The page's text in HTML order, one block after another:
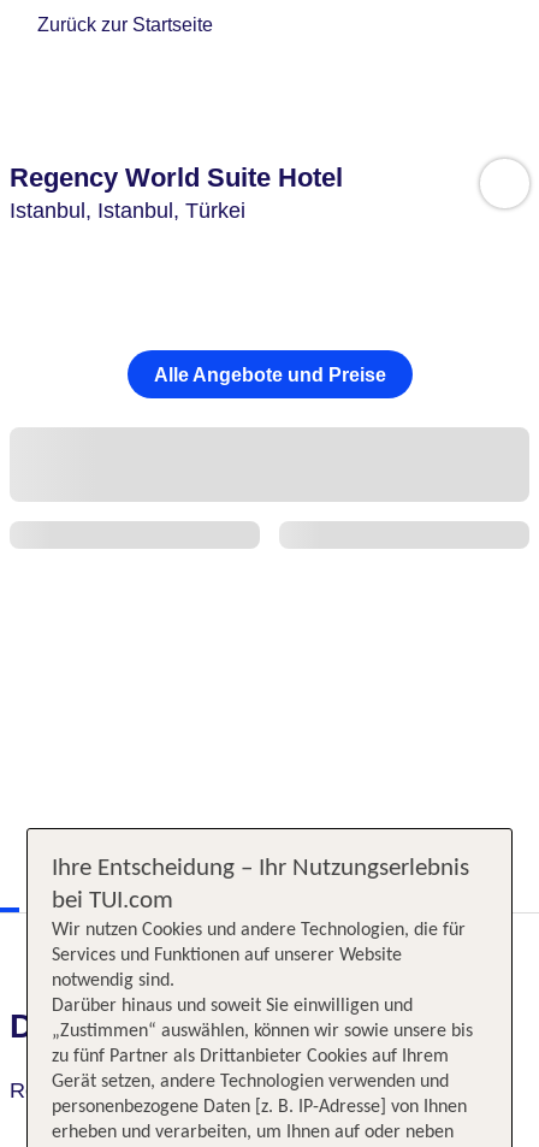
Zurück zur Startseite
Regency World Suite Hotel
Istanbul, Istanbul, Türkei
Alle Angebote und Preise
Das erwartet Sie
Regency World Suite Hotel
Ihre Entscheidung – Ihr Nutzungserlebnis
bei TUI.com
Wir nutzen Cookies und andere Technologien, die für
Services und Funktionen auf unserer Website
notwendig sind.
Darüber hinaus und soweit Sie einwilligen und
„Zustimmen“ auswählen, können wir sowie unsere bis
zu fünf Partner als Drittanbieter Cookies auf Ihrem
Gerät setzen, andere Technologien verwenden und
personenbezogene Daten [z. B. IP-Adresse] von Ihnen
erheben und verarbeiten, um Ihnen auf oder neben